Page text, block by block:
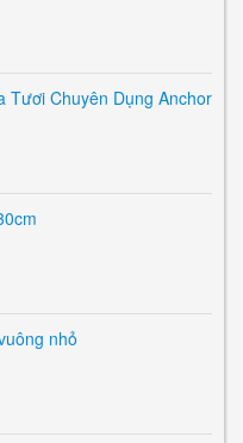
Tươi Chuyên Dụng Anchor
nhỏ